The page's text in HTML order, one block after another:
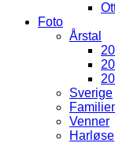
Foto
Årstal
Sverige
Venner
Harløse